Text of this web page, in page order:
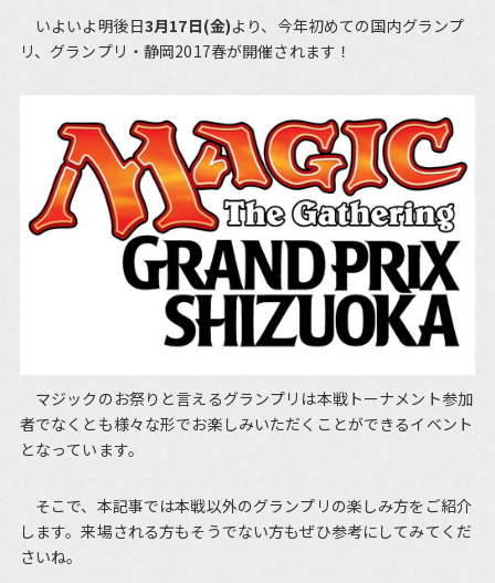
いよいよ明後日3月17日(金)より、今年初めての国内グランプ
リ、グランプリ・静岡2017春が開催されます！
マジックのお祭りと言えるグランプリは本戦トーナメント参加
者でなくとも様々な形でお楽しみいただくことができるイベント
となっています。
そこで、本記事では本戦以外のグランプリの楽しみ方をご紹介
します。来場される方もそうでない方もぜひ参考にしてみてくだ
さいね。